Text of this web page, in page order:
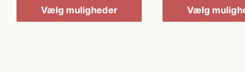
Vælg muligheder Vælg